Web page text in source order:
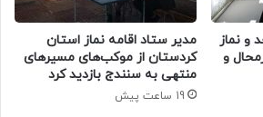
و نماز
و
مدیر ستاد اقامه نماز استان
کردستان از موکب‌های مسیرهای
منتهی به سنندج بازدید کرد
19 ساعت پیش